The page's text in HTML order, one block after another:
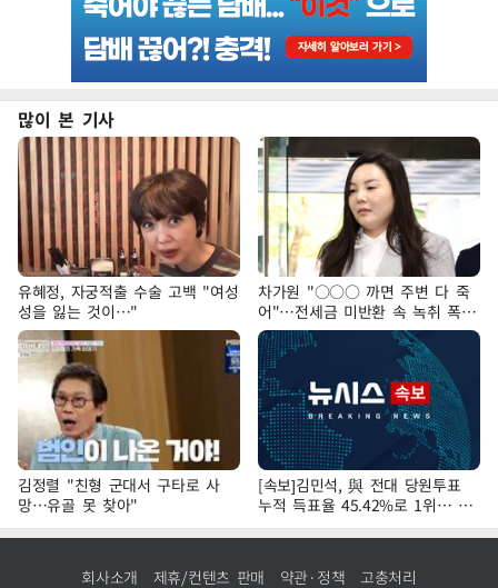
많이 본 기사
유혜정, 자궁적출 수술 고백 "여성
성을 잃는 것이…"
차가원 "○○○ 까면 주변 다 죽
어"…전세금 미반환 속 녹취 폭로
파장
김정렬 "친형 군대서 구타로 사
망…유골 못 찾아"
[속보]김민석, 與 전대 당원투표
누적 득표율 45.42%로 1위… 정
청래 44.56%
회사소개 제휴/컨텐츠 판매 약관·정책 고충처리